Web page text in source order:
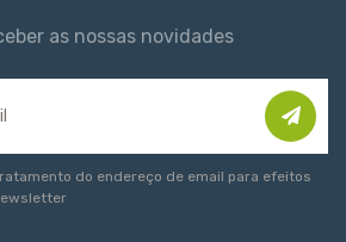
as nossas novidades
do endereço de email para efeitos